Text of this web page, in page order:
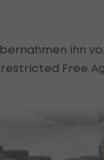
ihn
Free